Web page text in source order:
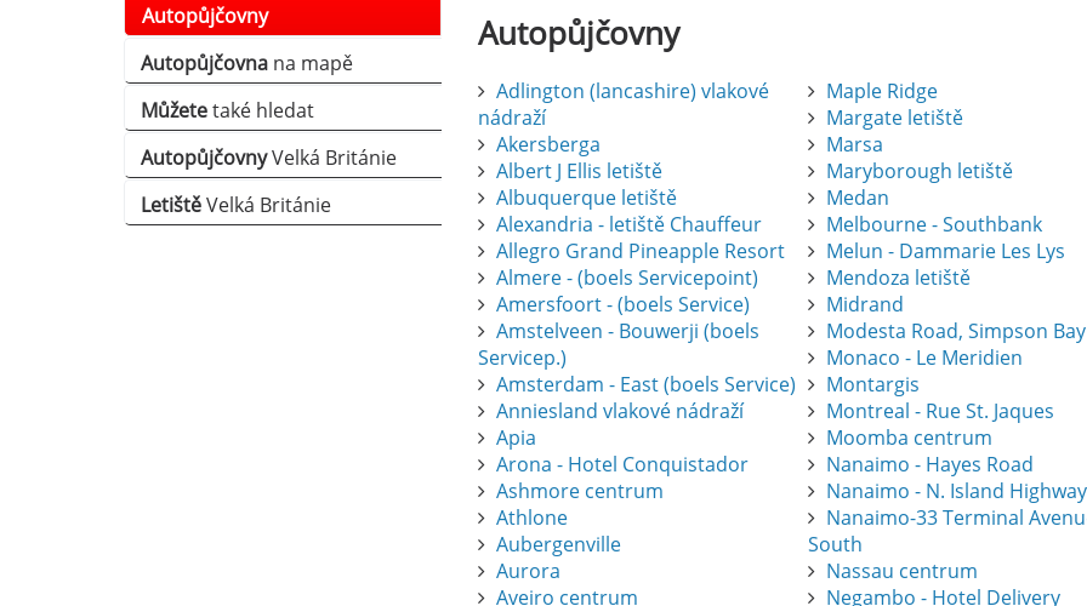
Autopůjčovny
Autopůjčovna na mapě
Můžetetaké hledat
AutopůjčovnyVelká Británie
LetištěVelká Británie
Autopůjčovny
Adlington (lancashire) vlakové
nádraží
Akersberga
Albert J Ellis letiště
Albuquerque letiště
Alexandria - letiště Chauffeur
Allegro Grand Pineapple Resort
Almere - (boels Servicepoint)
Amersfoort - (boels Service)
Amstelveen - Bouwerji (boels
Servicep.)
Amsterdam - East (boels Service)
Anniesland vlakové nádraží
Apia
Arona - Hotel Conquistador
Ashmore centrum
Athlone
Aubergenville
Aurora
Aveiro centrum
Maple Ridge
Margate letiště
Marsa
Maryborough letiště
Medan
Melbourne - Southbank
Melun - Dammarie Les Lys
Mendoza letiště
Midrand
Modesta Road, Simpson Bay
Monaco - Le Meridien
Montargis
Montreal - Rue St. Jaques
Moomba centrum
Nanaimo - Hayes Road
Nanaimo - N. Island Highway
Nanaimo-33 Terminal
South
Nassau centrum
Negambo - Hotel Delivery